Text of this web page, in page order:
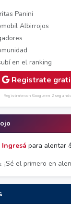
Panini
Albirrojos
en el ranking
Registrate
Registrate con Google en 2
Ingresá para alentar
¡Sé el primero en